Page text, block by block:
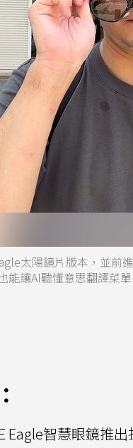
太陽鏡片版本，並
能讓AI聽懂意思翻譯
Eagle智慧眼鏡推